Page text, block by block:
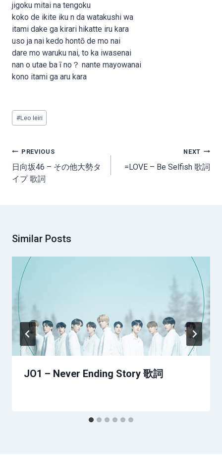
jigoku mitai na tengoku
koko de ikite iku n da watakushi wa
itami dake ga kirari hikatte iru kara
uso ja nai kedo hontō de mo nai
dare mo waruku nai, to ka iwasenai
nan o utae ba ī no？ nante mayowanai
kono itami ga aru kara
Post
Tags:
#Leo Ieiri
Post
navigation
PREVIOUS
日向坂46 – その他大勢タ
イプ 歌詞
NEXT
=LOVE – Be Selfish 歌詞
Similar Posts
JO1 – Never Ending Story 歌詞